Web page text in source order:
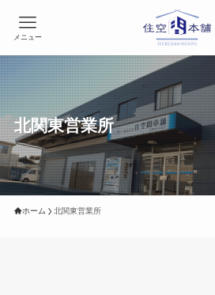
メニュー
北関東営業所
ホーム 北関東営業所